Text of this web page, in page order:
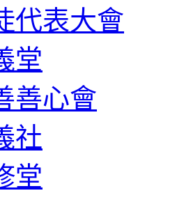
代表大會
堂
善心會
社
堂